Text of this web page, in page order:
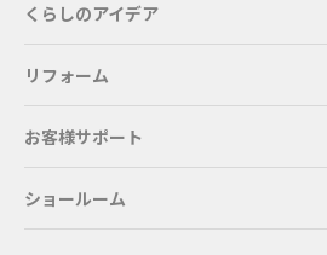
くらしのアイデア
リフォーム
お客様サポート
ショールーム